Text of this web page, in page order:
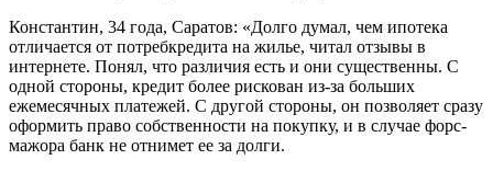
Константин, 34 года, Саратов: «Долго думал, чем ипотека
отличается от потребкредита на жилье, читал отзывы в
интернете. Понял, что различия есть и они существенны. С
одной стороны, кредит более рискован из-за больших
ежемесячных платежей. С другой стороны, он позволяет сразу
оформить право собственности на покупку, и в случае форс-
мажора банк не отнимет ее за долги.